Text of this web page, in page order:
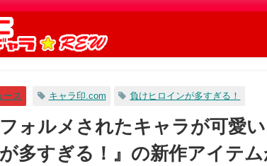
ース キャラ印.com 負けヒロインが多すぎる！
ォルメされたキャラが可愛
多すぎる！』の新作アイテ